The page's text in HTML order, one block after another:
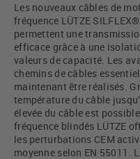
Les nouveaux câbles de
fréquence LÜTZE
permettent une
efficace grâce à une
valeurs de capacité. Les
chemins de câbles
maintenant être réalisés.
température du câble
élevée du câble est
fréquence blindés LÜTZE
les perturbations CEM
moyenne selon EN 55011.